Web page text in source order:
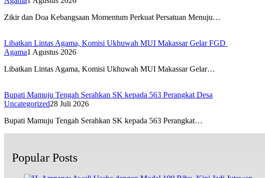
Zikir dan Doa Kebangsaan Momentum Perkuat Persatuan Menuju…
Libatkan Lintas Agama, Komisi Ukhuwah MUI Makassar Gelar FGD
Agama1 Agustus 2026
Libatkan Lintas Agama, Komisi Ukhuwah MUI Makassar Gelar…
Bupati Mamuju Tengah Serahkan SK kepada 563 Perangkat Desa
Uncategorized28 Juli 2026
Bupati Mamuju Tengah Serahkan SK kepada 563 Perangkat…
Popular Posts